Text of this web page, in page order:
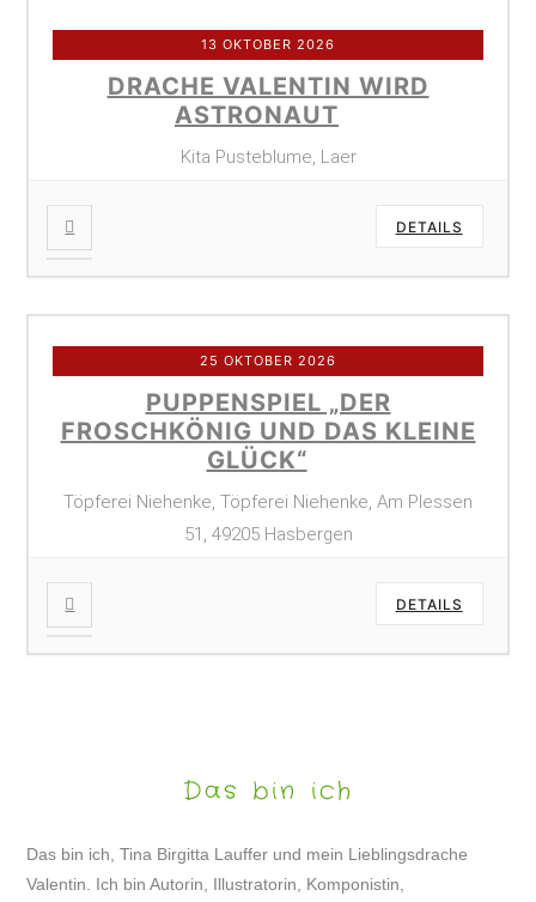
13 OKTOBER 2026
DRACHE VALENTIN WIRD
ASTRONAUT
Kita Pusteblume, Laer
DETAILS
25 OKTOBER 2026
PUPPENSPIEL „DER
FROSCHKÖNIG UND DAS KLEINE
GLÜCK“
Töpferei Niehenke, Töpferei Niehenke, Am Plessen
51, 49205 Hasbergen
DETAILS
Das bin ich
Das bin ich, Tina Birgitta Lauffer und mein Lieblingsdrache
Valentin. Ich bin Autorin, Illustratorin, Komponistin,